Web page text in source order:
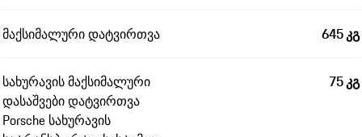
მაქსიმალური დატვირთვა 645 კგ
სახურავის მაქსიმალური
დასაშვები დატვირთვა
Porsche სახურავის
75 კგ